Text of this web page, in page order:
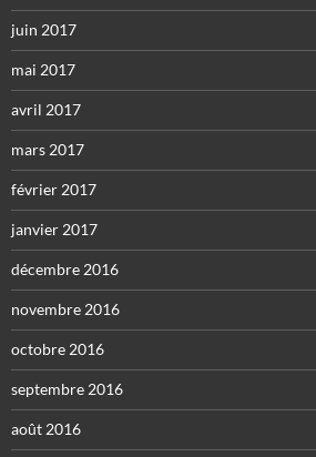
juin 2017
mai 2017
avril 2017
mars 2017
février 2017
janvier 2017
décembre 2016
novembre 2016
octobre 2016
septembre 2016
août 2016